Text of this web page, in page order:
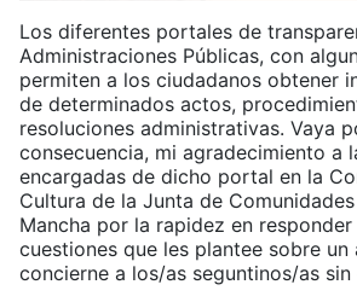
Los diferentes portales de
Administraciones Públicas, con
permiten a los ciudadanos obtener
de determinados actos,
resoluciones administrativas. Vaya
consecuencia, mi agradecimiento a
encargadas de dicho portal en la
Cultura de la Junta de
Mancha por la rapidez en
cuestiones que les plantee sobre un
concierne a los/as seguntinos/as